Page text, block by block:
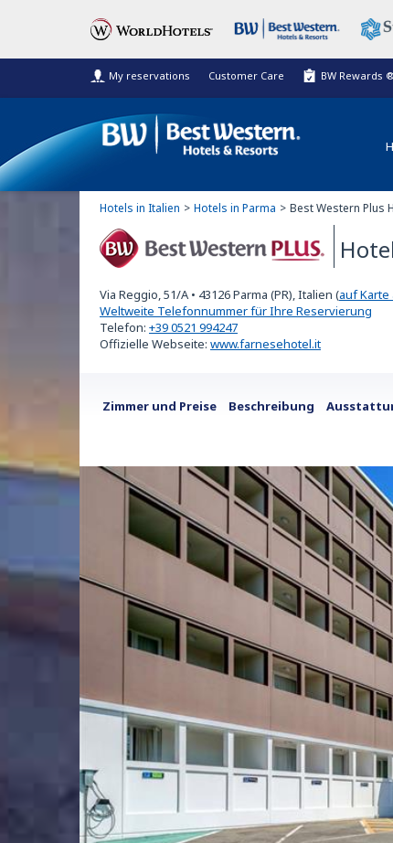
My reservations Customer Care BW Rewards
Hotels in Italien Hotels in Parma Best Western Plus
Best Western Plus
Via Reggio, 51/A • 43126Parma (PR), Italien (auf
Weltweite Telefonnummer für Ihre Reservierung
Telefon: +39 0521 994247
Offizielle Webseite: www.farnesehotel.it
Zimmer und Preise Beschreibung